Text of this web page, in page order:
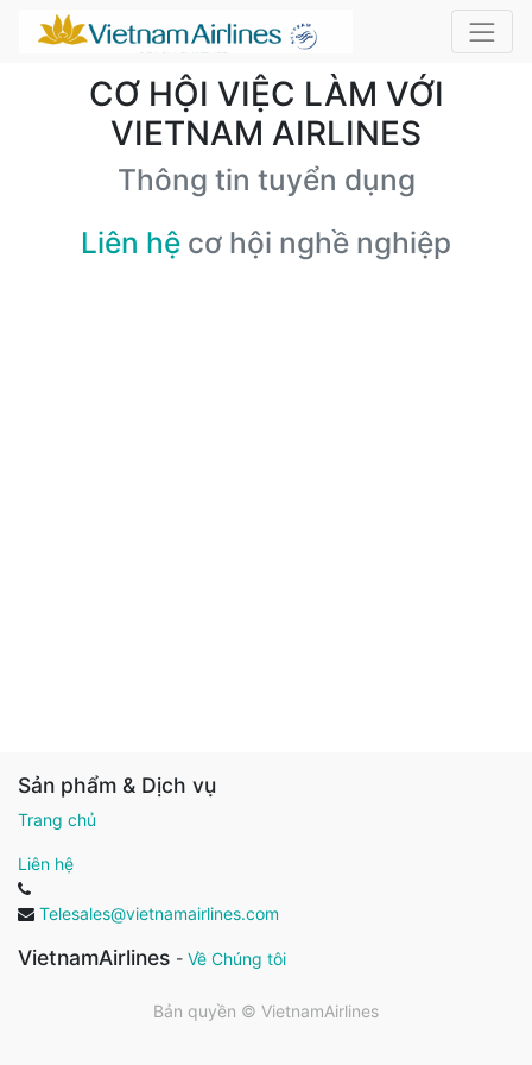
CƠ HỘI VIỆC LÀM VỚI
VIETNAM AIRLINES
Thông tin tuyển dụng
Liên hệ cơ hội nghề nghiệp
Sản phẩm & Dịch vụ
Trang chủ
Liên hệ
Telesales@vietnamairlines.com
VietnamAirlines - Về Chúng tôi
Bản quyền © VietnamAirlines